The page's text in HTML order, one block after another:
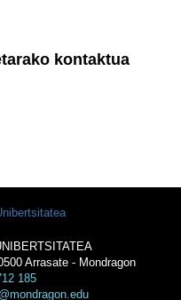
kontaktua
Arrasate - Mondragon
185